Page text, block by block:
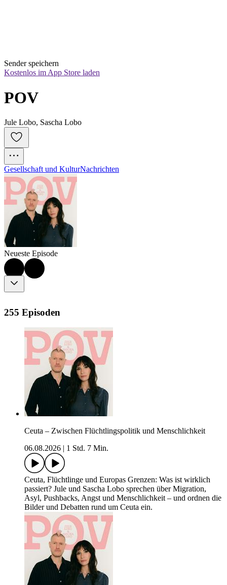
Sender speichern
Kostenlos im App Store laden
POV
Jule Lobo, Sascha Lobo
Gesellschaft und KulturNachrichten
Neueste Episode
255 Episoden
Ceuta – Zwischen Flüchtlingspolitik und Menschlichkeit
06.08.2026
1 Std. 7 Min.
Ceuta, Flüchtlinge und Europas Grenzen: Was ist wirklich
passiert? Jule und Sascha Lobo sprechen über Migration,
Asyl, Pushbacks, Angst und Menschlichkeit – und ordnen die
Bilder und Debatten rund um Ceuta ein.